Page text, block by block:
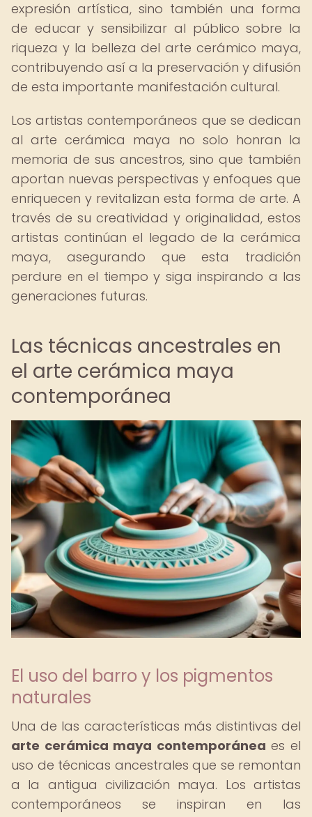
expresión artística, sino también una forma
de educar y sensibilizar al público sobre la
riqueza y la belleza del arte cerámico maya,
contribuyendo así a la preservación y difusión
de esta importante manifestación cultural.
Los artistas contemporáneos que se dedican
al arte cerámica maya no solo honran la
memoria de sus ancestros, sino que también
aportan nuevas perspectivas y enfoques que
enriquecen y revitalizan esta forma de arte. A
través de su creatividad y originalidad, estos
artistas continúan el legado de la cerámica
maya, asegurando que esta tradición
perdure en el tiempo y siga inspirando a las
generaciones futuras.
Las técnicas ancestrales en
el arte cerámica maya
contemporánea
El uso del barro y los pigmentos
naturales
Una de las características más distintivas del
arte cerámica maya contemporánea es el
uso de técnicas ancestrales que se remontan
a la antigua civilización maya. Los artistas
contemporáneos se inspiran en las